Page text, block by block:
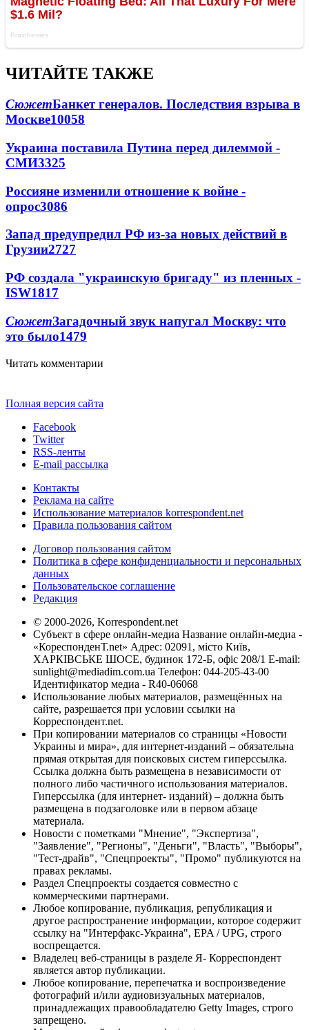
ЧИТАЙТЕ ТАКЖЕ
СюжетБанкет генералов. Последствия взрыва в
Москве10058
Украина поставила Путина перед дилеммой -
СМИ3325
Россияне изменили отношение к войне -
опрос3086
Запад предупредил РФ из-за новых действий в
Грузии2727
РФ создала "украинскую бригаду" из пленных -
ISW1817
СюжетЗагадочный звук напугал Москву: что
это было1479
Читать комментарии
Полная версия сайта
Facebook
Twitter
RSS-ленты
E-mail рассылка
Контакты
Реклама на сайте
Использование материалов korrespondent.net
Правила пользования сайтом
Договор пользования сайтом
Политика в сфере конфиденциальности и персональных
данных
Пользовательское соглашение
Редакция
© 2000-2026, Korrespondent.net
Субъект в сфере онлайн-медиа Название онлайн-медиа -
«КореспонденТ.net» Адрес: 02091, місто Київ,
ХАРКІВСЬКЕ ШОСЕ, будинок 172-Б, офіс 208/1 E-mail:
sunlight@mediadim.com.ua Телефон: 044-205-43-00
Идентификатор медиа - R40-06068
Использование любых материалов, размещённых на
сайте, разрешается при условии ссылки на
Корреспондент.net.
При копировании материалов со страницы «Новости
Украины и мира», для интернет-изданий – обязательна
прямая открытая для поисковых систем гиперссылка.
Ссылка должна быть размещена в независимости от
полного либо частичного использования материалов.
Гиперссылка (для интернет- изданий) – должна быть
размещена в подзаголовке или в первом абзаце
материала.
Новости с пометками "Мнение", "Экспертиза",
"Заявление", "Регионы", "Деньги", "Власть", "Выборы",
"Тест-драйв", "Спецпроекты", "Промо" публикуются на
правах рекламы.
Раздел Спецпроекты создается совместно с
коммерческими партнерами.
Любое копирование, публикация, републикация и
другое распространение информации, которое содержит
ссылку на "Интерфакс-Украина", EPA / UPG, строго
воспрещается.
Владелец веб-страницы в разделе Я- Корреспондент
является автор публикации.
Любое копирование, перепечатка и воспроизведение
фотографий и/или аудиовизуальных материалов,
принадлежащих правообладателю Getty Images, строго
запрещено.